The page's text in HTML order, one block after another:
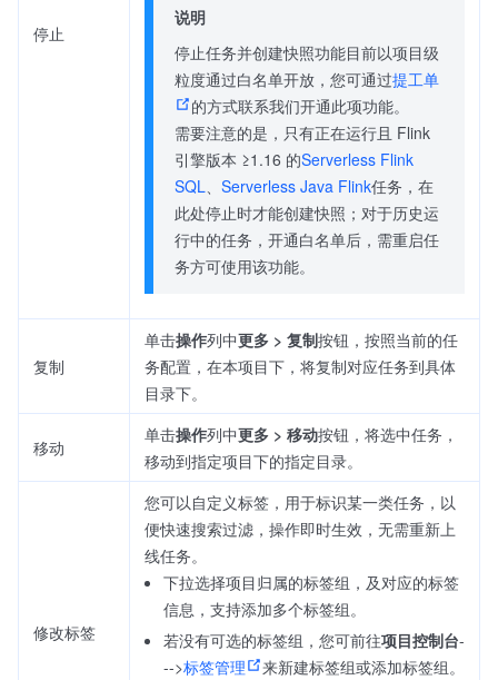
停止
说明
停止任务并创建快照功能目前以项目级
粒度通过白名单开放，您可通过提工单
的方式联系我们开通此项功能。
需要注意的是，只有正在运行且 Flink
引擎版本 ≥1.16 的Serverless Flink
SQL 、Serverless Java Flink任务，在
此处停止时才能创建快照；对于历史运
行中的任务，开通白名单后，需重启任
务方可使用该功能。
复制
单击操作列中更多 > 复制按钮，按照当前的任
务配置，在本项目下，将复制对应任务到具体
目录下。
移动
单击操作列中更多 > 移动按钮，将选中任务，
移动到指定项目下的指定目录。
修改标签
您可以自定义标签，用于标识某一类任务，以
便快速搜索过滤，操作即时生效，无需重新上
线任务。
下拉选择项目归属的标签组，及对应的标签
信息，支持添加多个标签组。
若没有可选的标签组，您可前往项目控制台-
-->标签管理
来新建标签组或添加标签组。